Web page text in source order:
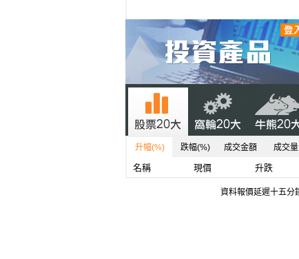
升幅(%) 跌幅(%) 成交金額 成交量
名稱 現價 升跌
資料報價延遲十五分